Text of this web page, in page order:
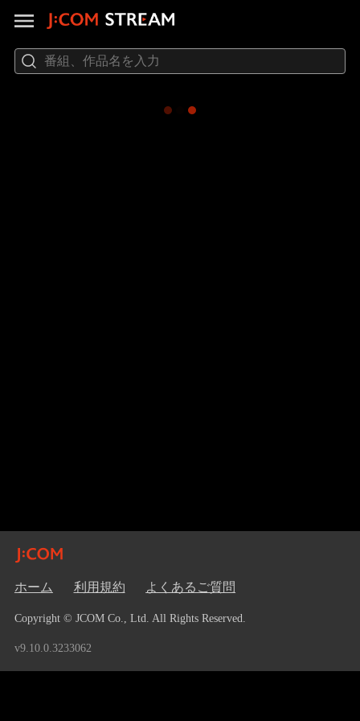
ホーム 利用規約 よくあるご質問
Copyright © JCOM Co., Ltd. All Rights Reserved.
v9.10.0.3233062